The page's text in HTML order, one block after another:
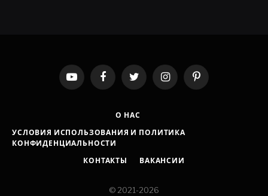
YouTubeFacebookTwitter InstagramPinterest
О НАС
УСЛОВИЯ ИСПОЛЬЗОВАНИЯ И ПОЛИТИКА
КОНФИДЕНЦИАЛЬНОСТИ
КОНТАКТЫ
ВАКАНСИИ
© 2021-2026